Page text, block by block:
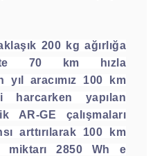
200 kg ağırlığa
70 km hızla
yıl aracımız 100 km
yapılan
AR-GE çalışmaları
arttırılarak 100 km
miktarı 2850 Wh e